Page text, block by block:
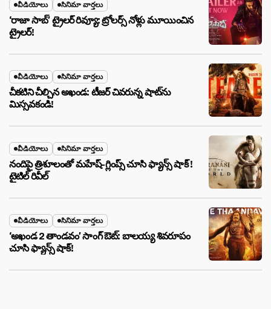
వీడియోలు సినిమా వార్తలు
‘రాజా సాబ్’ ట్రైలర్ రివ్యూ: ట్రోలర్స్ నోళ్లు మూయించిన
ట్రైలర్!
వీడియోలు సినిమా వార్తలు
చీకటిని చీల్చిన అఖండ: టీజర్ చివరున్న షాట్‌ను
మిస్సవకండి!
వీడియోలు సినిమా వార్తలు
నందిపై త్రిశూలంతో మహేష్-గ్లింప్స్ చూసి ఫ్యాన్స్ షాక్ !
టైటిల్ రివీల్
వీడియోలు సినిమా వార్తలు
‘అఖండ 2 తాండవం’ సాంగ్ ఔట్: బాలయ్య శివరూపం
చూసి ఫ్యాన్స్ షాక్!